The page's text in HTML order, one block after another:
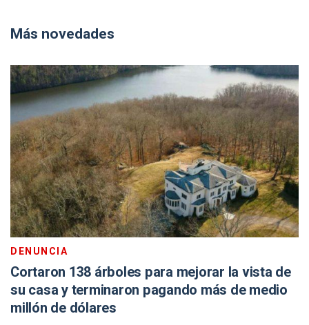
Más novedades
DENUNCIA
Cortaron 138 árboles para mejorar la vista de
su casa y terminaron pagando más de medio
millón de dólares